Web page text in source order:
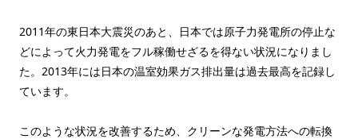
2011年の東日本大震災のあと、日本では原子力発電所の停止な
どによって火力発電をフル稼働せざるを得ない状況になりまし
た。2013年には日本の温室効果ガス排出量は過去最高を記録し
ています。
このような状況を改善するため、クリーンな発電方法への転換